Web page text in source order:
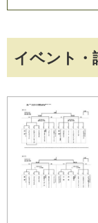
イベント・